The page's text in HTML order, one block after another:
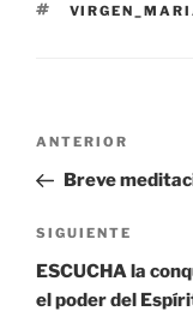
ETIQUETAS
Navegación
entradas
Entrada
anterior:
ANTERIOR
Breve
Siguiente
entrada
SIGUIENTE
ESCUCHA la
el poder del